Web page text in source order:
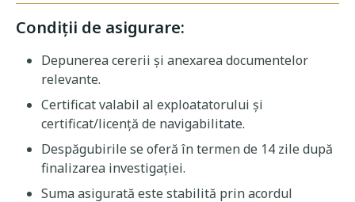
Condiții de asigurare:
Depunerea cererii și anexarea documentelor
relevante.
Certificat valabil al exploatatorului și
certificat/licență de navigabilitate.
Despăgubirile se oferă în termen de 14 zile după
finalizarea investigației.
Suma asigurată este stabilită prin acordul